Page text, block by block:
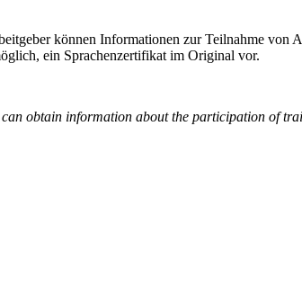
können Informationen zur Teilnahme
ein Sprachenzertifikat im Original vor.
obtain information about the participation of